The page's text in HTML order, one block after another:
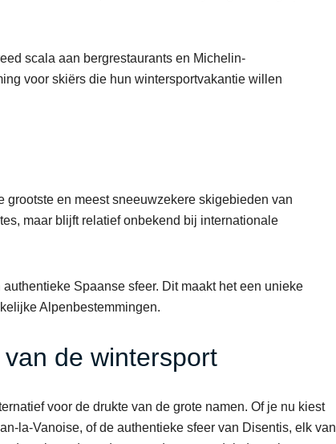
scala aan bergrestaurants en Michelin-
voor skiërs die hun wintersportvakantie willen
grootste en meest sneeuwzekere skigebieden van
maar blijft relatief onbekend bij internationale
Spaanse sfeer. Dit maakt het een unieke
Alpenbestemmingen.
de wintersport
voor de drukte van de grote namen. Of je nu kiest
la-Vanoise, of de authentieke sfeer van Disentis, elk van